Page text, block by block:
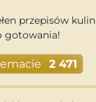
przepisów
gotowania!
2 471